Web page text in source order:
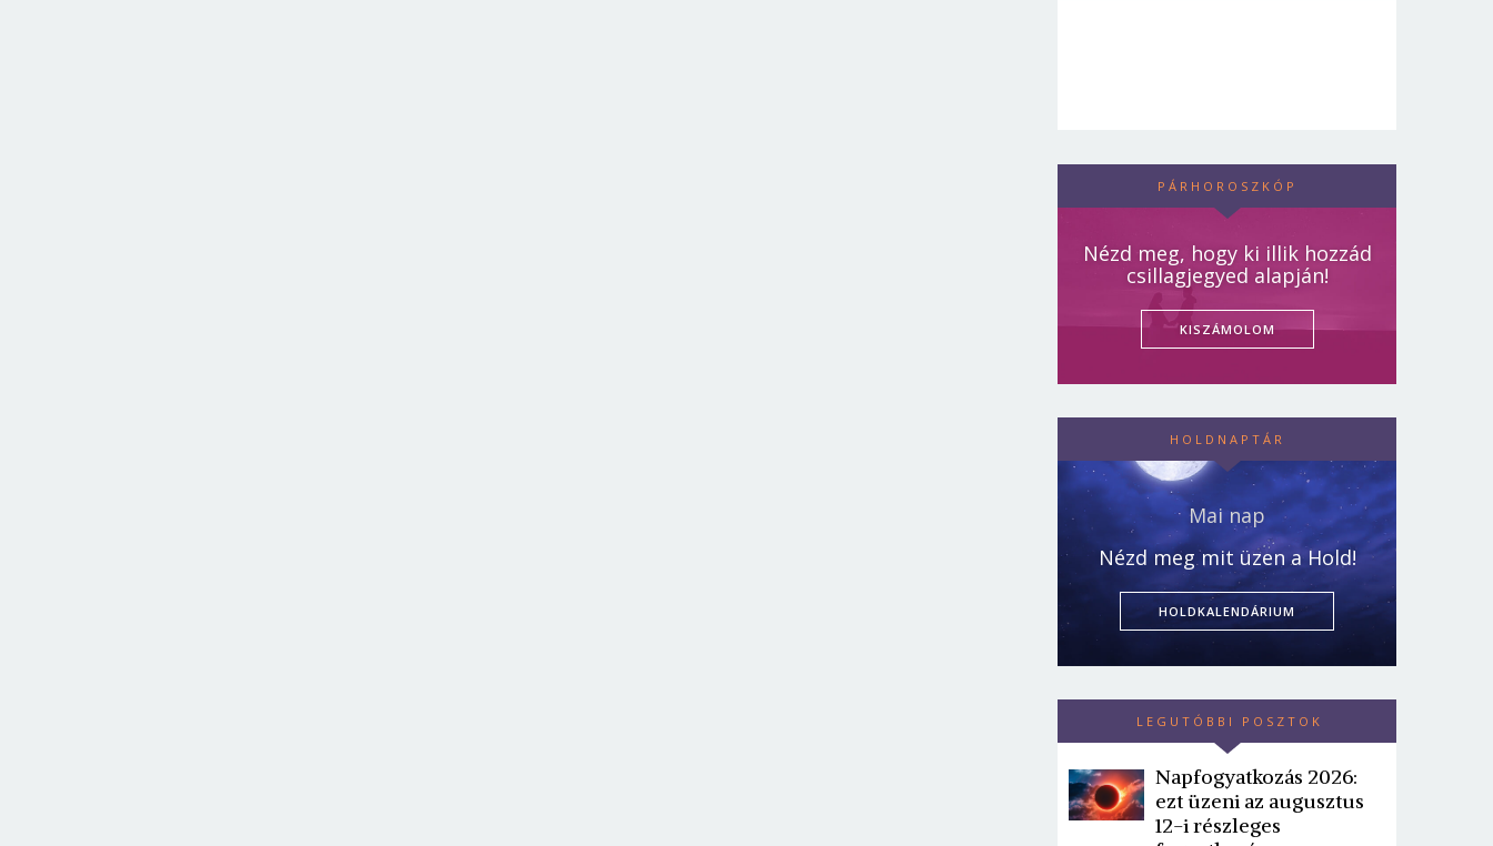
PÁRHOROSZKÓP
Nézd meg, hogy ki illik hozzád
csillagjegyed alapján!
KISZÁMOLOM
HOLDNAPTÁR
Mai nap
Nézd meg mit üzen a Hold!
HOLDKALENDÁRIUM
LEGUTÓBBI POSZTOK
Napfogyatkozás 2026:
ezt üzeni az augusztus
12-i részleges